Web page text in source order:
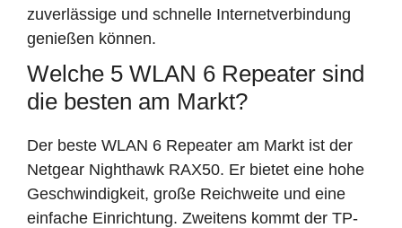
zuverlässige und schnelle Internetverbindung
genießen können.
Welche 5 WLAN 6 Repeater sind
die besten am Markt?
Der beste WLAN 6 Repeater am Markt ist der
Netgear Nighthawk RAX50. Er bietet eine hohe
Geschwindigkeit, große Reichweite und eine
einfache Einrichtung. Zweitens kommt der TP-